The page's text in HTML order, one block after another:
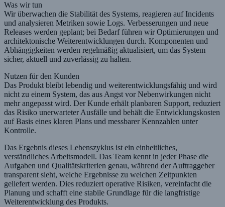
Was wir tun
Wir überwachen die Stabilität des Systems, reagieren auf Incidents
und analysieren Metriken sowie Logs. Verbesserungen und neue
Releases werden geplant; bei Bedarf führen wir Optimierungen und
architektonische Weiterentwicklungen durch. Komponenten und
Abhängigkeiten werden regelmäßig aktualisiert, um das System
sicher, aktuell und zuverlässig zu halten.
Nutzen für den Kunden
Das Produkt bleibt lebendig und weiterentwicklungsfähig und wird
nicht zu einem System, das aus Angst vor Nebenwirkungen nicht
mehr angepasst wird. Der Kunde erhält planbaren Support, reduziert
das Risiko unerwarteter Ausfälle und behält die Entwicklungskosten
auf Basis eines klaren Plans und messbarer Kennzahlen unter
Kontrolle.
Das Ergebnis dieses Lebenszyklus ist ein einheitliches,
verständliches Arbeitsmodell. Das Team kennt in jeder Phase die
Aufgaben und Qualitätskriterien genau, während der Auftraggeber
transparent sieht, welche Ergebnisse zu welchen Zeitpunkten
geliefert werden. Dies reduziert operative Risiken, vereinfacht die
Planung und schafft eine stabile Grundlage für die langfristige
Weiterentwicklung des Produkts.